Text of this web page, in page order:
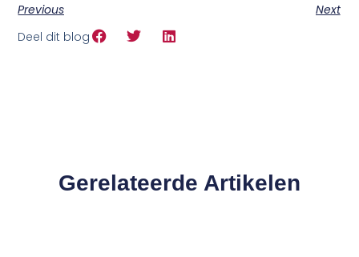
Previous
Next
Deel dit blog
Gerelateerde Artikelen